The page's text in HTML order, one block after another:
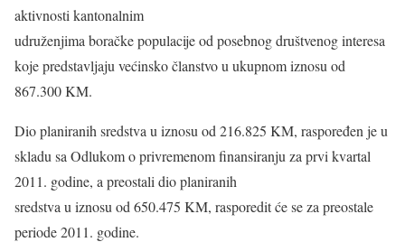
aktivnosti kantonalnim
udruženjima boračke populacije od posebnog društvenog interesa
koje predstavljaju većinsko članstvo u ukupnom iznosu od
867.300 KM.
Dio planiranih sredstva u iznosu od 216.825 KM, raspoređen je u
skladu sa Odlukom o privremenom finansiranju za prvi kvartal
2011. godine, a preostali dio planiranih
sredstva u iznosu od 650.475 KM, rasporedit će se za preostale
periode 2011. godine.